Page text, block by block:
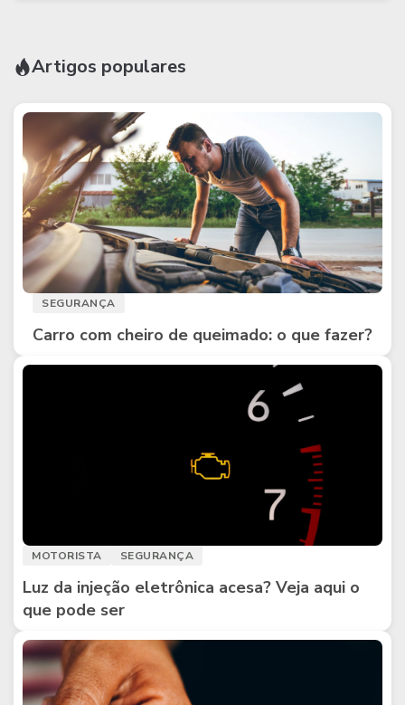
Artigos populares
SEGURANÇA
Carro com cheiro de queimado: o que fazer?
MOTORISTA SEGURANÇA
Luz da injeção eletrônica acesa? Veja aqui o
que pode ser